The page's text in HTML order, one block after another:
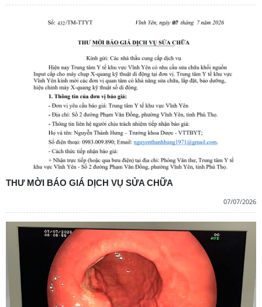
07/07/2026
THƯ MỜI BÁO GIÁ DỊCH VỤ SỬA CHỮA